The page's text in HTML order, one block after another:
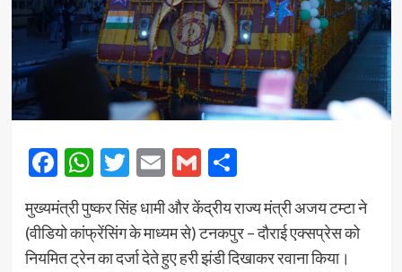
Facebook
WhatsApp
Twitter
EmailGmailShare
मुख्यमंत्री पुष्कर सिंह धामी और केंद्रीय राज्य मंत्री अजय टम्टा ने
(वीडियो कांफ्रेंसिंग के माध्यम से) टनकपुर – दौराई एक्सप्रेस को
नियमित ट्रेन का दर्जा देते हुए हरी झंडी दिखाकर रवाना किया।